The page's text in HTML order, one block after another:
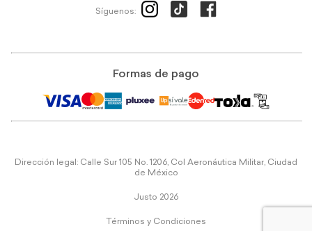
Síguenos:
Formas de pago
Dirección legal: Calle Sur 105 No. 1206, Col Aeronáutica Militar, Ciudad
de México
Justo 2026
Términos y Condiciones